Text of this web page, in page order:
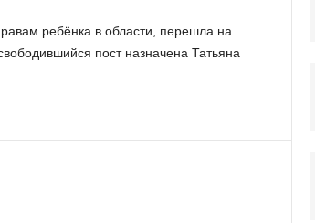
ребёнка в области, перешла на
пост назначена Татьяна